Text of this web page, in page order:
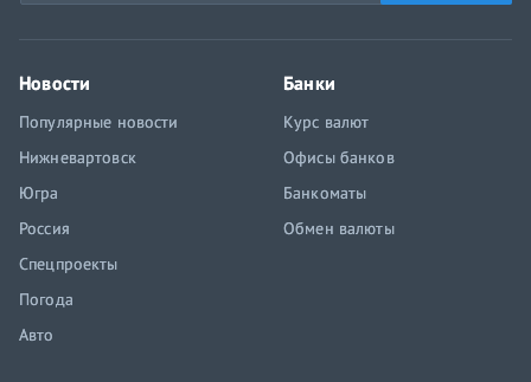
Новости
Популярные новости
Нижневартовск
Югра
Россия
Спецпроекты
Погода
Авто
Банки
Курс валют
Офисы банков
Банкоматы
Обмен валюты